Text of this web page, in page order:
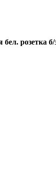
розетка б/